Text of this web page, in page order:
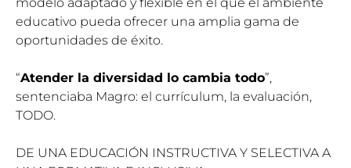
educativo pueda ofrecer una amplia gama de
oportunidades de éxito.
“Atender la diversidad lo cambia todo”,
sentenciaba Magro: el currículum, la evaluación,
TODO.
DE UNA EDUCACIÓN INSTRUCTIVA Y SELECTIVA A